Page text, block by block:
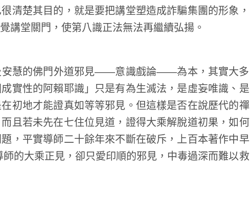
清楚其目的，就是要把講堂塑造成詐騙集團的形象，
講堂關門，使第八識正法無法再繼續弘揚。
慧的佛門外道邪見——意識戲論——為本，其實大多
實性的阿賴耶識」只是有為生滅法，是虛妄唯識、是
初地才能證真如等等邪見。但這樣是否在說歷代的禪
且若未先在七住位見道，證得大乘解脫道初果，如何
，平實導師二十餘年來不斷在破斥，上百本著作中早
的大乘正見，卻只愛印順的邪見，中毒過深而難以救